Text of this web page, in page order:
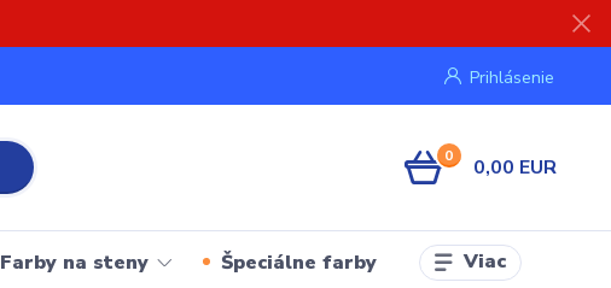
Prihlásenie
0 0,00 EUR
Farby na steny Špeciálne farby Viac